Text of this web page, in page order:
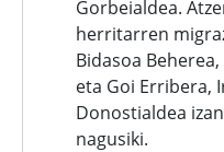
Gorbeialdea.
herritarren
Bidasoa
eta Goi Erribera,
Donostialdea
nagusiki.